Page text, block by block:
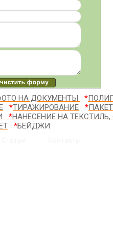
НА ДОКУМЕНТЫ *
*ТИРАЖИРОВАНИЕ *
*НАНЕСЕНИЕ НА
*БЕЙДЖИ